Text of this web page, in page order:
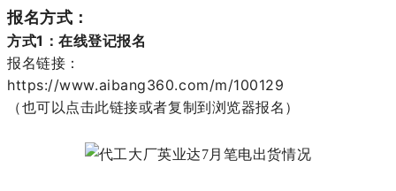
报名方式：
方式1：在线登记报名
报名链接：
https://www.aibang360.com/m/100129
（也可以点击此链接或者复制到浏览器报名）